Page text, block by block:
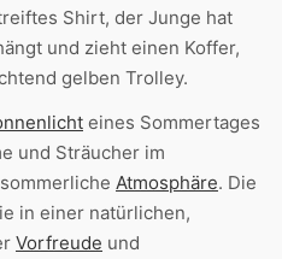
Shirt, der Junge hat
und zieht einen Koffer,
gelben Trolley.
eines Sommertages
und Sträucher im
Atmosphäre. Die
in einer natürlichen,
Vorfreude und